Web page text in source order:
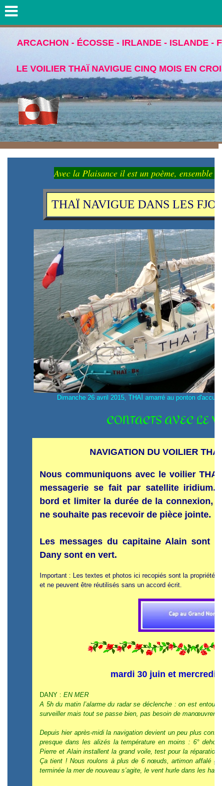
ARCACHON - ÉCOSSE - IRLANDE - ISLANDE -
LE VOILIER THAÏ NAVIGUE CINQ MOIS EN
Avec la Plaisance il est un poème, ensemble
THAÏ NAVIGUE DANS LES
Dimanche 26 avril 2015, THAÏ amarré au ponton
CONTACTS AVEC LE
NAVIGATION DU VOILIER
Nous communiquons avec le voilier
messagerie se fait par satellite iridium.
bord et limiter la durée de la connexion,
ne souhaite pas recevoir de pièce jointe.
Les messages du capitaine Alain sont
Dany sont en vert.
Important : Les textes et photos ici recopiés sont la propriété
et ne peuvent être réutilisés sans un accord écrit.
mardi 30 juin et mercredi
DANY : EN MER
A 5h du matin l’alarme du radar se déclenche : on est
surveiller mais tout se passe bien, pas besoin de manœuvrer.
Depuis hier après-midi la navigation devient un peu plus
presque dans les alizés la température en moins : 6°
Pierre et Alain installent la grand voile, test pour la
Ça tient ! Nous roulons à plus de 6 nœuds, artimon affalé
terminée la mer de nouveau s’agite, le vent hurle dans les